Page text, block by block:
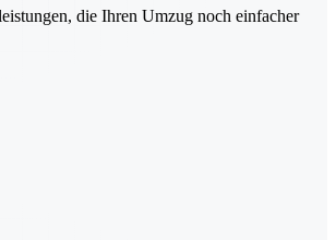
die Ihren Umzug noch einfacher